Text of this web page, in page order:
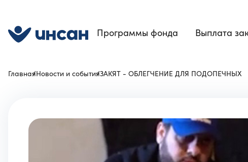
Программы фонда Выплата
ГлавнаяНовости и событияЗАКЯТ - ОБЛЕГЧЕНИЕ ДЛЯ ПОДОПЕЧНЫХ